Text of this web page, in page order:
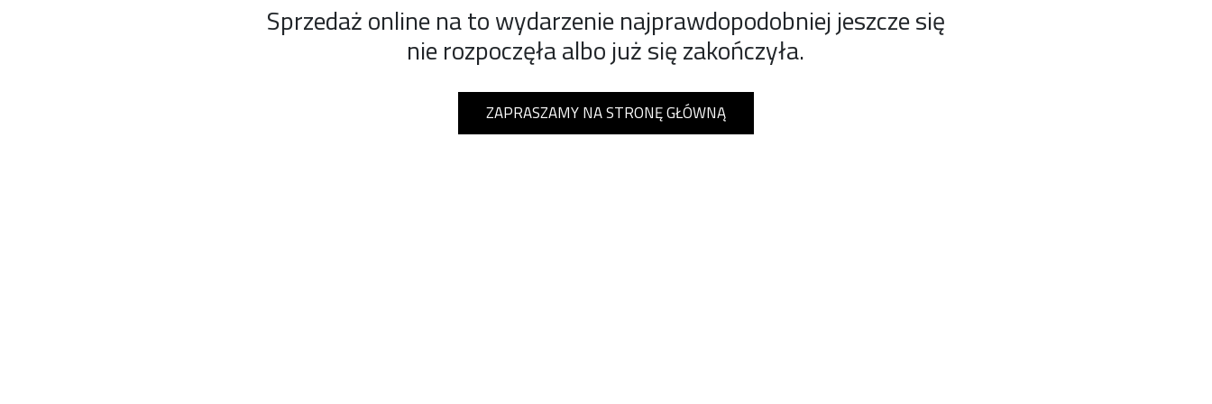
Sprzedaż online na to wydarzenie najprawdopodobniej jeszcze się
nie rozpoczęła albo już się zakończyła.
ZAPRASZAMY NA STRONĘ GŁÓWNĄ